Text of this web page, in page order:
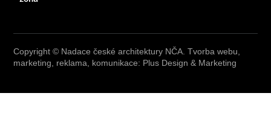
Copyright © Nadace české architektury NČA. Tvorba webu,
marketing, reklama, komunikace: Plus Design & Marketing